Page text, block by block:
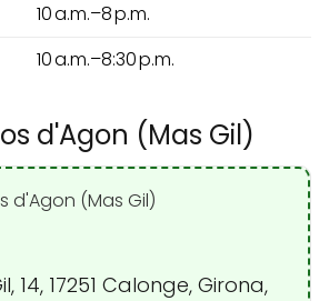
10 a.m.–8 p.m.
10 a.m.–8:30 p.m.
d'Agon (Mas Gil)
14, 17251 Calonge, Girona,